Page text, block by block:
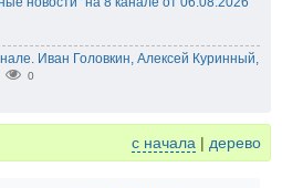
Иван Головкин, Алексей Куринный,
0
с начала | дерево